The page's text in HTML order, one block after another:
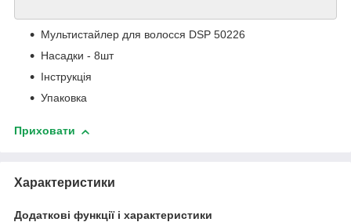
Мультистайлер для волосся DSP 50226
Насадки - 8шт
Інструкція
Упаковка
Приховати
Характеристики
Додаткові функції і характеристики